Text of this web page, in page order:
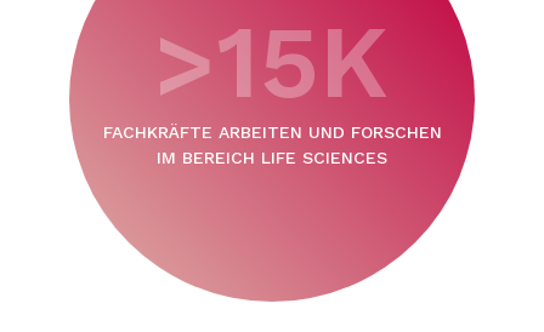
>15K
FACHKRÄFTE ARBEITEN UND FORSCHEN
IM BEREICH LIFE SCIENCES